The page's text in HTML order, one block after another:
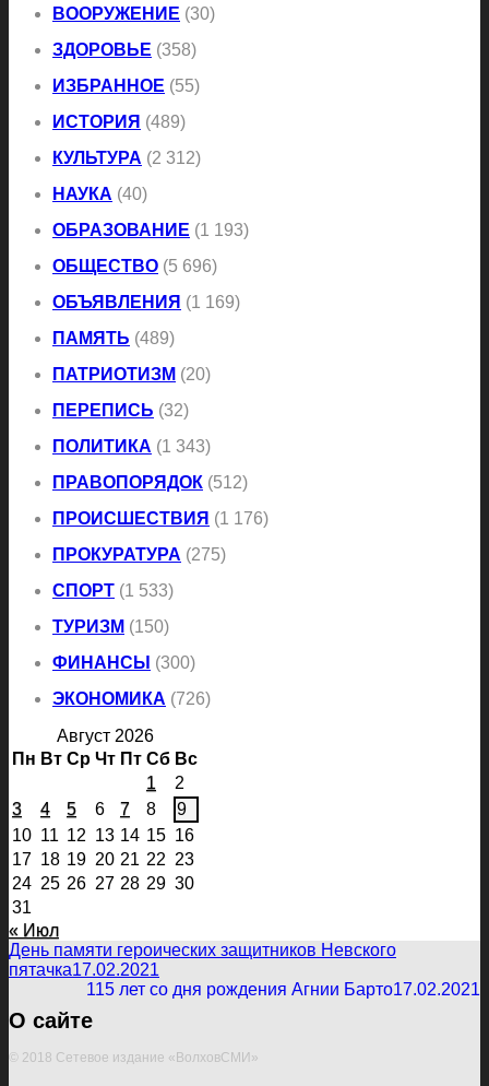
ВООРУЖЕНИЕ (30)
ЗДОРОВЬЕ (358)
ИЗБРАННОЕ (55)
ИСТОРИЯ (489)
КУЛЬТУРА (2 312)
НАУКА (40)
ОБРАЗОВАНИЕ (1 193)
ОБЩЕСТВО (5 696)
ОБЪЯВЛЕНИЯ (1 169)
ПАМЯТЬ (489)
ПАТРИОТИЗМ (20)
ПЕРЕПИСЬ (32)
ПОЛИТИКА (1 343)
ПРАВОПОРЯДОК (512)
ПРОИСШЕСТВИЯ (1 176)
ПРОКУРАТУРА (275)
СПОРТ (1 533)
ТУРИЗМ (150)
ФИНАНСЫ (300)
ЭКОНОМИКА (726)
Август 2026
Пн Вт Ср Чт Пт Сб Вс
1
2
3
4 5 6 7 8
9
10 11 12 13 14 15 16
17 18 19 20 21 22 23
24 25 26 27 28 29 30
31
« Июл
День памяти героических защитников Невского
пятачка17.02.2021
115 лет со дня рождения Агнии Барто17.02.2021
О сайте
© 2018 Сетевое издание «ВолховСМИ»